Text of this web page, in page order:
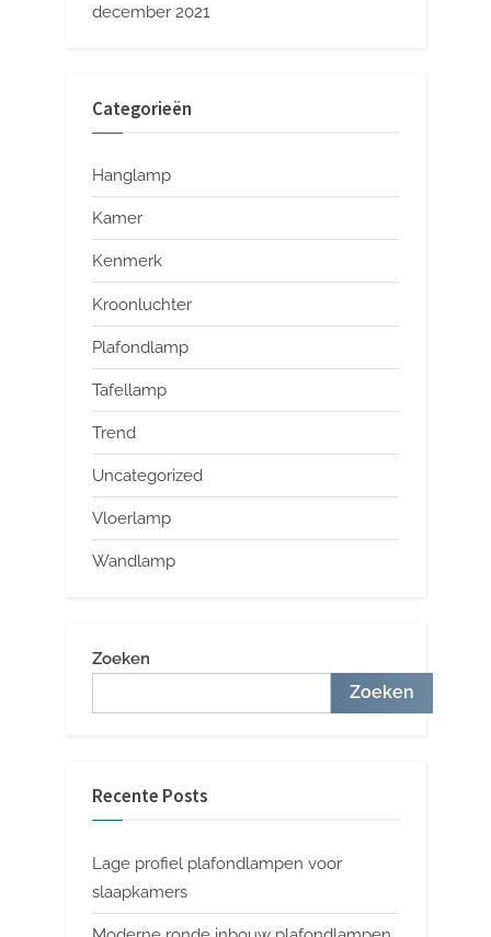
december 2021
Categorieën
Hanglamp
Kamer
Kenmerk
Kroonluchter
Plafondlamp
Tafellamp
Trend
Uncategorized
Vloerlamp
Wandlamp
Zoeken
Zoeken
Recente Posts
Lage profiel plafondlampen voor
slaapkamers